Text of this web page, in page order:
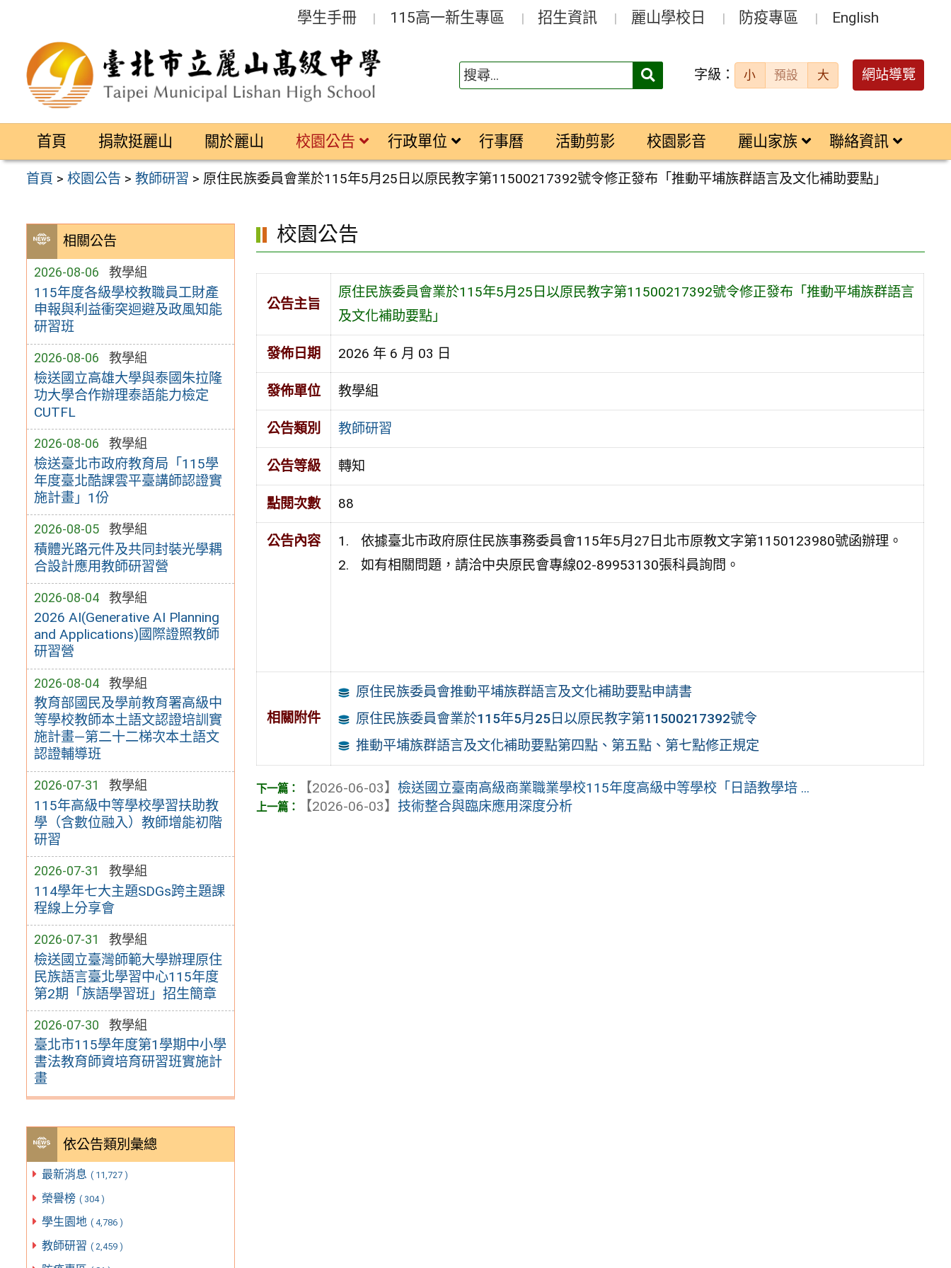
區
學生手冊 115高一新生專區 招生資訊 麗山學校日 防疫專區 English
搜
字級： 小 預設 大 網站導覽
首頁 捐款挺麗山 關於麗山 校園公告 行政單位 行事曆 活動剪影 校園影音 麗山家族 聯絡資訊
首頁 >校園公告 >教師研習 > 原住民族委員會業於115年5月25日以原民教字第11500217392號令修正發布「推動平埔族群語言及文化補助要點」
相關公告
2026-08-06 教學組
115年度各級學校教職員工財產
申報與利益衝突迴避及政風知能
研習班
2026-08-06 教學組
檢送國立高雄大學與泰國朱拉隆
功大學合作辦理泰語能力檢定
CUTFL
2026-08-06 教學組
檢送臺北市政府教育局「115學
年度臺北酷課雲平臺講師認證實
施計畫」1份
2026-08-05 教學組
積體光路元件及共同封裝光學耦
合設計應用教師研習營
2026-08-04 教學組
2026 AI(Generative AI Planning
and Applications)國際證照教師
研習營
2026-08-04 教學組
教育部國民及學前教育署高級中
等學校教師本土語文認證培訓實
施計畫—第二十二梯次本土語文
認證輔導班
2026-07-31 教學組
115年高級中等學校學習扶助教
學（含數位融入）教師增能初階
研習
2026-07-31 教學組
114學年七大主題SDGs跨主題課
程線上分享會
2026-07-31 教學組
檢送國立臺灣師範大學辦理原住
民族語言臺北學習中心115年度
第2期「族語學習班」招生簡章
2026-07-30 教學組
臺北市115學年度第1學期中小學
書法教育師資培育研習班實施計
畫
依公告類別彙總
最新消息 ( 11,727 )
榮譽榜 ( 304 )
學生園地 ( 4,786 )
教師研習 ( 2,459 )
校園公告
公告主旨
原住民族委員會業於115年5月25日以原民教字第11500217392號令修正發布「推動平埔族群語言
及文化補助要點」
發佈日期 2026 年 6 月 03 日
發佈單位 教學組
公告類別 教師研習
公告等級 轉知
點閱次數 88
公告內容
依據臺北市政府原住民族事務委員會115年5月27日北市原教文字第1150123980號函辦理。
如有相關問題，請洽中央原民會專線02-89953130張科員詢問。
相關附件
原住民族委員會推動平埔族群語言及文化補助要點申請書
原住民族委員會業於115年5月25日以原民教字第11500217392號令
推動平埔族群語言及文化補助要點第四點、第五點、第七點修正規定
【2026-06-03】檢送國立臺南高級商業職業學校115年度高級中等學校「日語教學培 ...
【2026-06-03】技術整合與臨床應用深度分析